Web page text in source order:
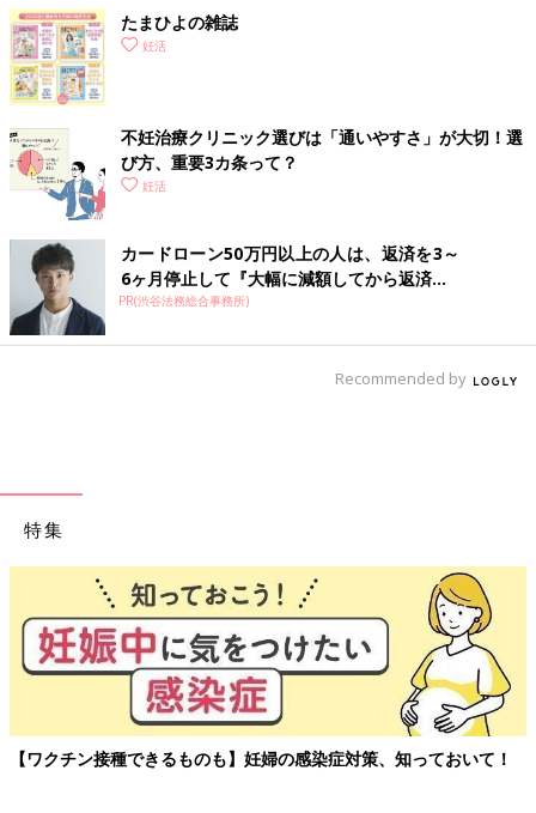
たまひよの雑誌
妊活
不妊治療クリニック選びは「通いやすさ」が大切！選
び方、重要3カ条って？
妊活
カードローン50万円以上の人は、返済を3～
6ヶ月停止して『大幅に減額してから返済...
PR(渋谷法務総合事務所)
Recommended by
特集
【ワクチン接種できるものも】妊婦の感染症対策、知っておいて！